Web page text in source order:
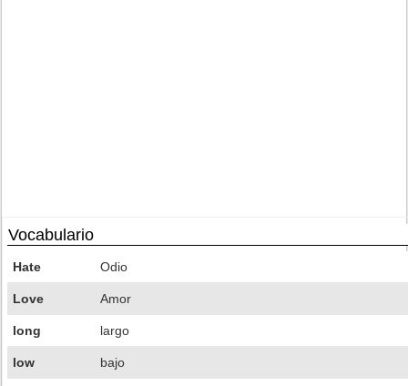
Vocabulario
Hate Odio
Love Amor
long largo
low bajo